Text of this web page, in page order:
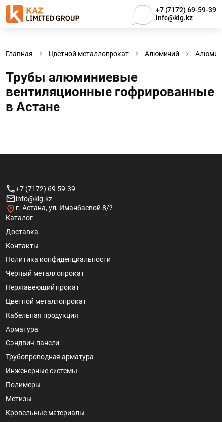
+7 (7172) 69-59-39
info@klg.kz
Главная Цветной металлопрокат Алюминий
Трубы алюминиевые
вентиляционные гофрированные
в Астанe
+7 (7172) 69-59-39
info@klg.kz
г. Астана, ул. Иманбаевой 8/2
Каталог
Доставка
Контакты
Политика конфиденциальности
Черный металлопрокат
Нержавеющий прокат
Цветной металлопрокат
Кабельная продукция
Арматура
Сэндвич-панели
Трубопроводная арматура
Инженерные системы
Полимеры
Метизы
Кровельные материалы